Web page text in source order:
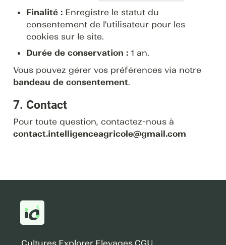
Finalité : Enregistre le statut du
consentement de l'utilisateur pour les
cookies sur le site.
Durée de conservation : 1 an.
bandeau de consentement.
7. Contact
contact.intelligenceagricole@gmail.com
Cultures Explorer Elevages CGU